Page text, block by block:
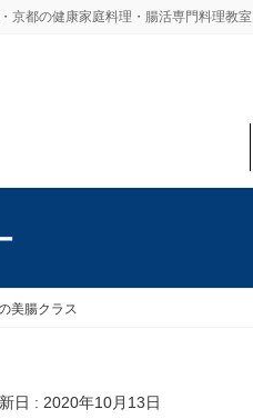
京都の健康家庭料理・腸活専門料理教室
美腸クラス
日 : 2020年10月13日